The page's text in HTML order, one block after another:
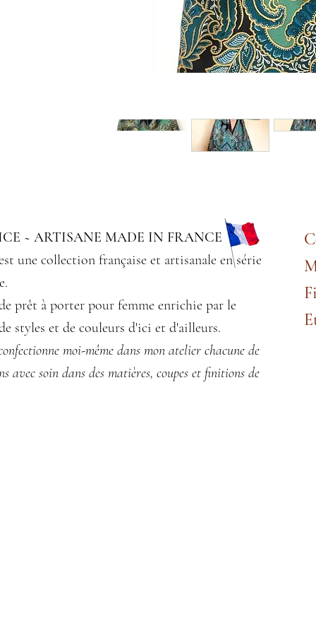
~ ARTISANE MADE IN FRANCE
une collection française et artisanale en série
prêt à porter pour femme enrichie par le
styles et de couleurs d'ici et d'ailleurs.
moi-même dans mon atelier chacune de
avec soin dans des matières, coupes et finitions de